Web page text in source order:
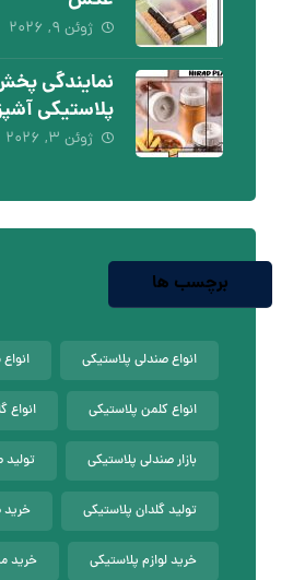
ژوئن ۹, ۲۰۲۶
نمایندگی
پلاستیکی
ژوئن ۳, ۲۰۲۶
برچسب ها
انواع صندلی پلاستیکی
انواع کلمن پلاستیکی انواع
بازار صندلی پلاستیکی تولید
تولید گلدان پلاستیکی خرید
خرید لوازم پلاستیکی خرید